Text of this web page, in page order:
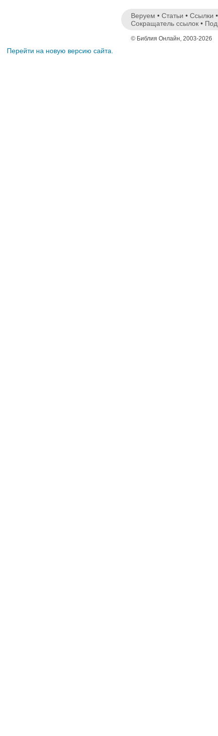
Веруем • Статьи • Ссылки
Сокращатель ссылок •
© Библия Онлайн, 2003-2026
Перейти на новую версию сайта.